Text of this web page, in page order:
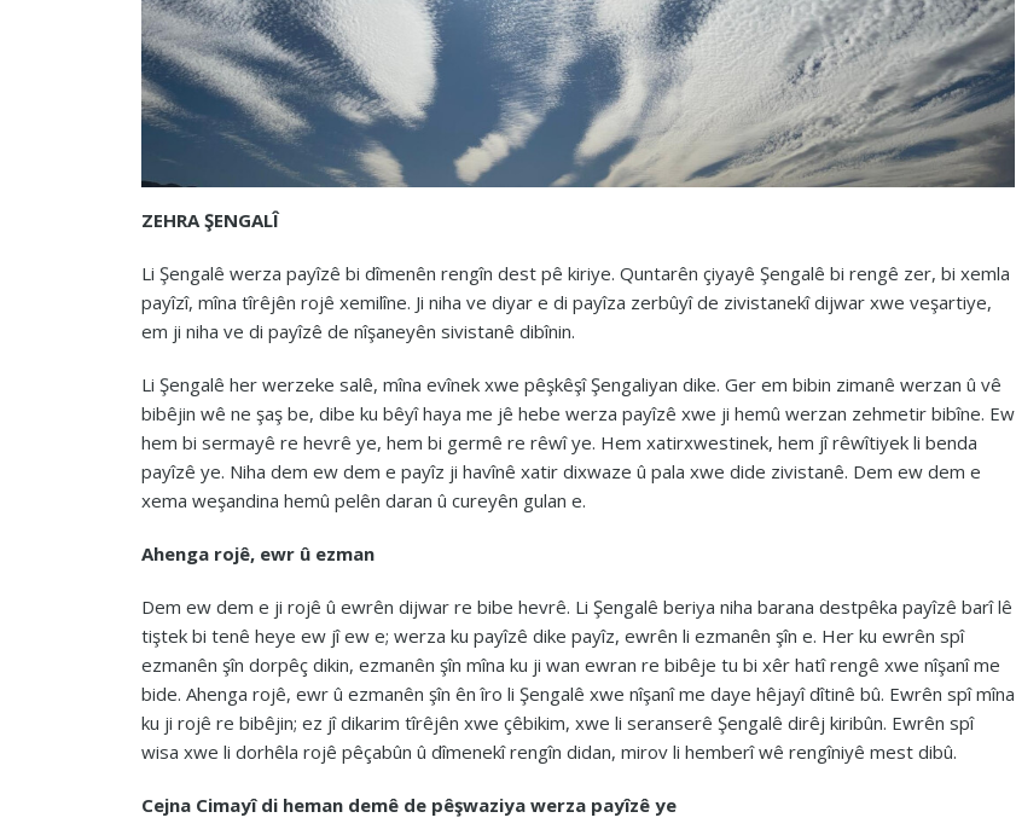
ZEHRA ŞENGALÎ
Li Şengalê werza payîzê bi dîmenên rengîn dest pê kiriye. Quntarên çiyayê Şengalê bi rengê zer, bi xemla
payîzî, mîna tîrêjên rojê xemilîne. Ji niha ve diyar e di payîza zerbûyî de zivistanekî dijwar xwe veşartiye,
em ji niha ve di payîzê de nîşaneyên sivistanê dibînin.
Li Şengalê her werzeke salê, mîna evînek xwe pêşkêşî Şengaliyan dike. Ger em bibin zimanê werzan û vê
bibêjin wê ne şaş be, dibe ku bêyî haya me jê hebe werza payîzê xwe ji hemû werzan zehmetir bibîne. Ew
hem bi sermayê re hevrê ye, hem bi germê re rêwî ye. Hem xatirxwestinek, hem jî rêwîtiyek li benda
payîzê ye. Niha dem ew dem e payîz ji havînê xatir dixwaze û pala xwe dide zivistanê. Dem ew dem e
xema weşandina hemû pelên daran û cureyên gulan e.
Ahenga rojê, ewr û ezman
Dem ew dem e ji rojê û ewrên dijwar re bibe hevrê. Li Şengalê beriya niha barana destpêka payîzê barî lê
tiştek bi tenê heye ew jî ew e; werza ku payîzê dike payîz, ewrên li ezmanên şîn e. Her ku ewrên spî
ezmanên şîn dorpêç dikin, ezmanên şîn mîna ku ji wan ewran re bibêje tu bi xêr hatî rengê xwe nîşanî me
bide. Ahenga rojê, ewr û ezmanên şîn ên îro li Şengalê xwe nîşanî me daye hêjayî dîtinê bû. Ewrên spî mîna
ku ji rojê re bibêjin; ez jî dikarim tîrêjên xwe çêbikim, xwe li seranserê Şengalê dirêj kiribûn. Ewrên spî
wisa xwe li dorhêla rojê pêçabûn û dîmenekî rengîn didan, mirov li hemberî wê rengîniyê mest dibû.
Cejna Cimayî di heman demê de pêşwaziya werza payîzê ye